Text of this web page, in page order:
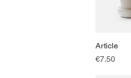
Article
價格
€7.50